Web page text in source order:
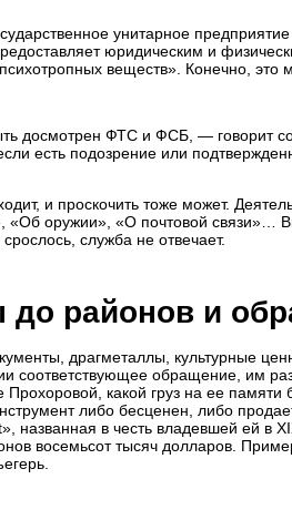
унитарное
юридическим и
веществ». Конечно, это
досмотрен ФТС и ФСБ, — говорит
есть подозрение или
и проскочить тоже может.
«Об оружии», «О почтовой связи»…
служба не отвечает.
до районов и
драгметаллы, культурные
соответствующее обращение, им
Прохоровой, какой груз на ее
либо бесценен, либо
названная в честь владевшей ей в
восемьсот тысяч долларов.